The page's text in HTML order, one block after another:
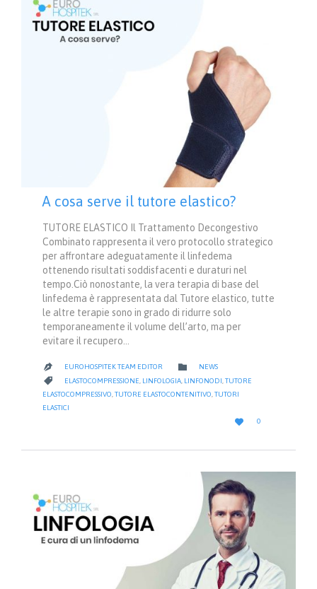
A cosa serve il tutore elastico?
TUTORE ELASTICO Il Trattamento Decongestivo
Combinato rappresenta il vero protocollo strategico
per affrontare adeguatamente il linfedema
ottenendo risultati soddisfacenti e duraturi nel
tempo.Ciò nonostante, la vera terapia di base del
linfedema è rappresentata dal Tutore elastico, tutte
le altre terapie sono in grado di ridurre solo
temporaneamente il volume dell’arto, ma per
evitare il recupero…
 EUROHOSPITEK TEAM EDITOR  CATEGORY
NEWS
 CATEGORY
ELASTOCOMPRESSIONE LINFOLOGIA LINFONODI TUTORE
ELASTOCOMPRESSIVO,TUTORE ELASTOCONTENITIVO,TUTORI
ELASTICI

LOVE
0